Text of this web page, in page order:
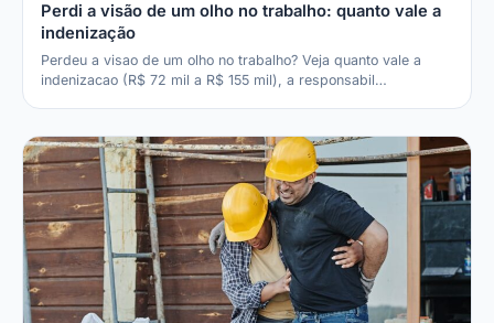
Perdi a visão de um olho no trabalho: quanto vale a
indenização
Perdeu a visao de um olho no trabalho? Veja quanto vale a
indenizacao (R$ 72 mil a R$ 155 mil), a responsabil…